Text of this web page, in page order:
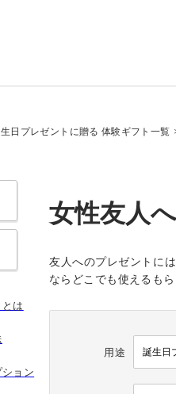
日プレゼントに贈る 体験ギフト一覧
は
ョン
女性友人
友人へのプレゼントに
ならどこでも使えるも
用途